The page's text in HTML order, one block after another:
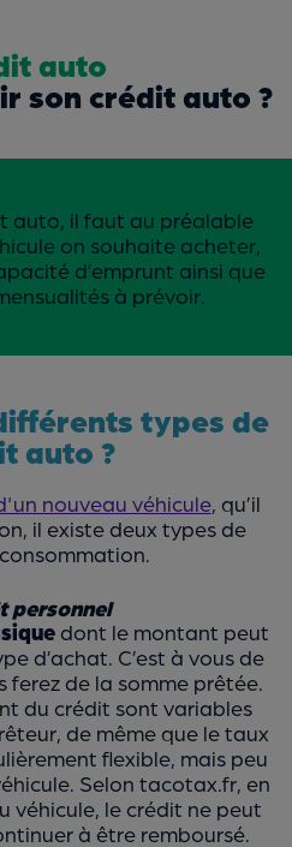
auto
son crédit auto ?
auto, il faut au préalable
on souhaite acheter,
d’emprunt ainsi que
à prévoir.
types de
auto ?
nouveau véhicule, qu’il
il existe deux types de
personnel
dont le montant peut
d’achat. C’est à vous de
ferez de la somme prêtée.
du crédit sont variables
de même que le taux
flexible, mais peu
Selon tacotax.fr, en
véhicule, le crédit ne peut
à être remboursé.